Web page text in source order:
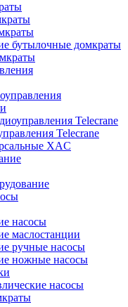
бутылочные домкраты
Telecrane
Telecrane
XAC
насосы
маслостанции
ручные насосы
ножные насосы
насосы